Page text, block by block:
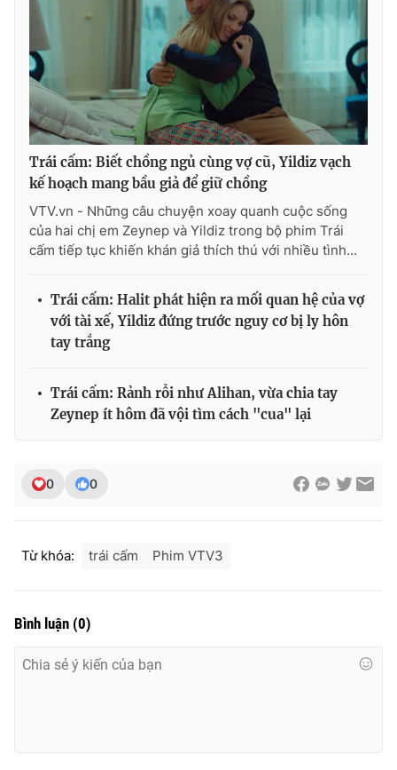
Trái cấm: Biết chồng ngủ cùng vợ cũ, Yildiz vạch
kế hoạch mang bầu giả để giữ chồng
VTV.vn - Những câu chuyện xoay quanh cuộc sống
của hai chị em Zeynep và Yildiz trong bộ phim Trái
cấm tiếp tục khiến khán giả thích thú với nhiều tình...
Trái cấm: Halit phát hiện ra mối quan hệ của vợ
với tài xế, Yildiz đứng trước nguy cơ bị ly hôn
tay trắng
Trái cấm: Rảnh rỗi như Alihan, vừa chia tay
Zeynep ít hôm đã vội tìm cách "cua" lại
0 0
Từ khóa: trái cấm Phim VTV3
Bình luận (0)